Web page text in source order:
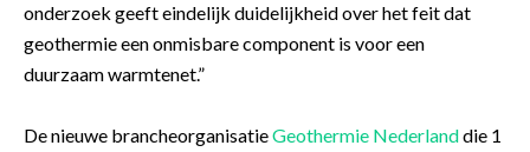
onderzoek geeft eindelijk duidelijkheid over het feit dat
geothermie een onmisbare component is voor een
duurzaam warmtenet.”
De nieuwe brancheorganisatieGeothermie Nederlanddie 1